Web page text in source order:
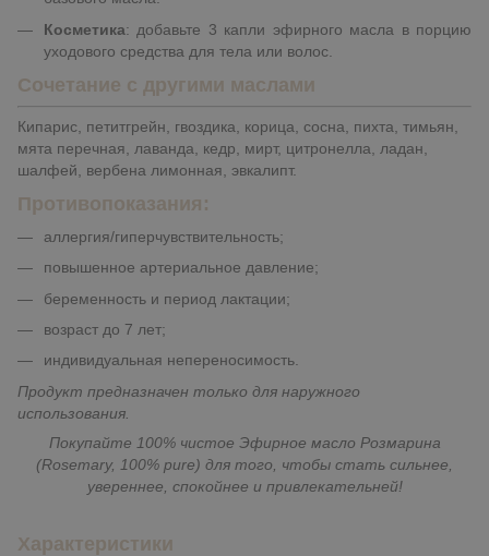
Косметика: добавьте 3 капли эфирного масла в порцию
уходового средства для тела или волос.
Сочетание с другими маслами
Кипарис, петитгрейн, гвоздика, корица, сосна, пихта, тимьян,
мята перечная, лаванда, кедр, мирт, цитронелла, ладан,
шалфей, вербена лимонная, эвкалипт.
Противопоказания:
аллергия/гиперчувствительность;
повышенное артериальное давление;
беременность и период лактации;
возраст до 7 лет;
индивидуальная непереносимость.
Продукт предназначен только для наружного
использования.
Покупайте 100% чистое Эфирное масло Розмарина
(Rosemary, 100% pure) для того, чтобы стать сильнее,
увереннее, спокойнее и привлекательней!
Характеристики